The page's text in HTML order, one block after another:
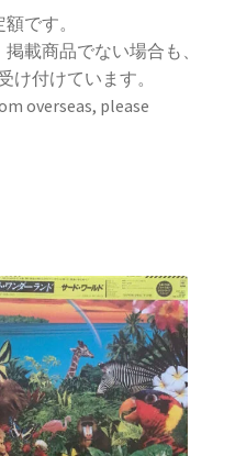
です。
載商品でない場合も、
け付けています。
overseas, please